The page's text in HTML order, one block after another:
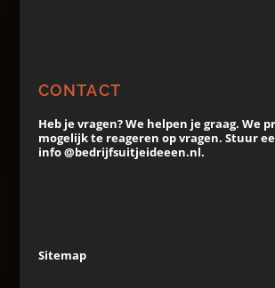
CONTACT
Heb je vragen? We helpen je graag. We
mogelijk te reageren op vragen. Stuur
info @bedrijfsuitjeideeen.nl.
Sitemap